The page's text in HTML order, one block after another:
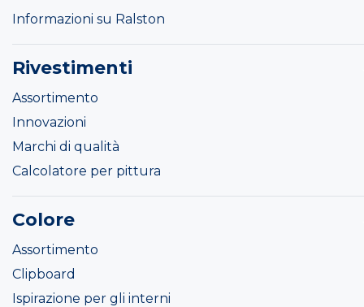
Informazioni su Ralston
Rivestimenti
Assortimento
Innovazioni
Marchi di qualità
Calcolatore per pittura
Colore
Assortimento
Clipboard
Ispirazione per gli interni